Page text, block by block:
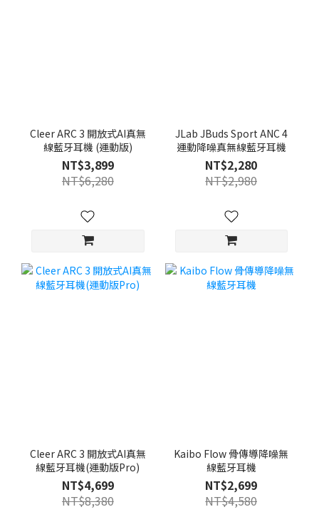
Cleer ARC 3 開放式AI真無
線藍牙耳機 (運動版)
NT$3,899
NT$6,280
JLab JBuds Sport ANC 4
運動降噪真無線藍牙耳機
NT$2,280
NT$2,980
Cleer ARC 3 開放式AI真無
線藍牙耳機(運動版Pro)
NT$4,699
NT$8,380
Kaibo Flow 骨傳導降噪無
線藍牙耳機
NT$2,699
NT$4,580